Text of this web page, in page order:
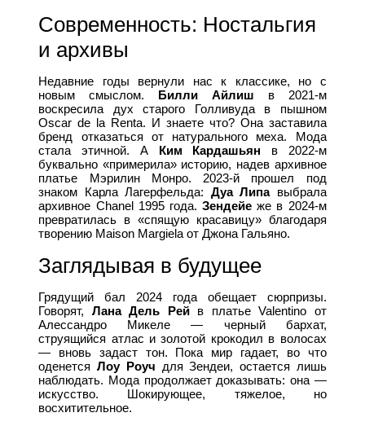
Современность: Ностальгия
и архивы
Недавние годы вернули нас к классике, но с
новым смыслом. Билли Айлиш в 2021-м
воскресила дух старого Голливуда в пышном
Oscar de la Renta. И знаете что? Она заставила
бренд отказаться от натурального меха. Мода
стала этичной. А Ким Кардашьян в 2022-м
буквально «примерила» историю, надев архивное
платье Мэрилин Монро. 2023-й прошел под
знаком Карла Лагерфельда: Дуа Липавыбрала
архивное Chanel 1995 года.Зендейе же в 2024-м
превратилась в «спящую красавицу» благодаря
творению Maison Margiela от Джона Гальяно.
Заглядывая в будущее
Грядущий бал 2024 года обещает сюрпризы.
Говорят, Лана Дель Рейв платье Valentino от
Алессандро Микеле — черный бархат,
струящийся атлас и золотой крокодил в волосах
— вновь задаст тон. Пока мир гадает, во что
оденетсяЛоу Роуч для Зендеи, остается лишь
наблюдать. Мода продолжает доказывать: она —
искусство. Шокирующее, тяжелое, но
восхитительное.